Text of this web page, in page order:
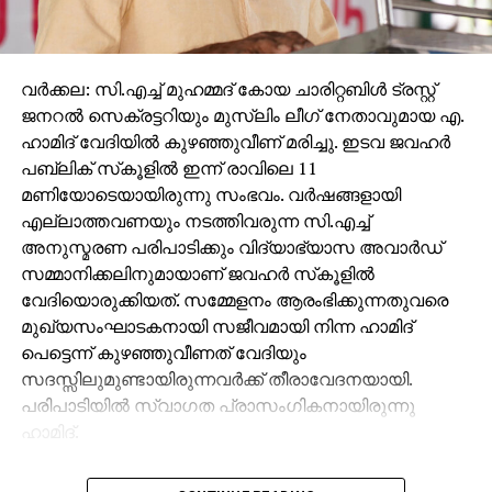
വാക്കുകളാണ് ഹൃദയസ്പര്‍ശിയായ സമാധാന
ചിത്രത്തിന്റെ പിറവി. താരത്തിന്റെ വാക്കുകള്‍ക്ക് മൂന്നില്‍
വികാരാധീതനായ മുസ്തഫ സമ്മാനദാന ചടങ്ങിലെ ആ
ദൃശ്യത്തെ കാന്‍വാസിലാക്കിയതോടെ ലോകം
ശ്രദ്ധിക്കുന്ന കാഴ്ചയായി മാറുകയായിരുന്നു ആ
ചിത്രം. തന്റെ ആ ചിത്രങ്ങള്‍ ടൂണീഷ്യയില്‍
എത്തിക്കാനാകാത്ത സാഹചര്യത്തില്‍ നിന്നും
പിന്‍മാറാതെ ഡല്‍ഹിയിലെ ടൂണീഷ്യന്‍ എംബസി
വഴിയാണ് ആ ദൗത്യം വിജയിപ്പിച്ചെടുത്തത്. സാമൂഹ്യ-
രാഷ്ട്രീയ പ്രവര്‍ത്തകരുടെ പിന്തുണയില്‍
ലോകസമാധാന ചിത്രവുമായി ബന്ധപ്പെട്ട വിവരങ്ങള്‍
അയച്ചും ആശയവിനിമയം നടത്തി
കാത്തിരിപ്പുകള്‍ക്കൊടുവില്‍ തന്റെ കാഴ്ചപാടുകള്‍ക്ക്
സ്വപ്നനിറവേകുകയായിരുന്നു മുസ്തഫ.
-സി.എം.കെ മുസ്തഫയുടെ ലോകസമാധാന സന്ദേശ
അഭിനന്ദനവും അറിയിക്കാന്‍ നേതൃത്വം നല്‍കിയ
വര്‍ക്കല: സി.എച്ച് മുഹമ്മദ് കോയ ചാരിറ്റബിള്‍ ട്രസ്റ്റ്
ജനറല്‍ സെക്രട്ടറിയും മുസ്ലിം ലീഗ് നേതാവുമായ എ.
ഹാമിദ് വേദിയില്‍ കുഴഞ്ഞുവീണ് മരിച്ചു. ഇടവ ജവഹര്‍
പബ്ലിക് സ്‌കൂളില്‍ ഇന്ന് രാവിലെ 11
മണിയോടെയായിരുന്നു സംഭവം. വര്‍ഷങ്ങളായി
എല്ലാത്തവണയും നടത്തിവരുന്ന സി.എച്ച്
അനുസ്മരണ പരിപാടിക്കും വിദ്യാഭ്യാസ അവാര്‍ഡ്
സമ്മാനിക്കലിനുമായാണ് ജവഹര്‍ സ്‌കൂളില്‍
വേദിയൊരുക്കിയത്. സമ്മേളനം ആരംഭിക്കുന്നതുവരെ
മുഖ്യസംഘാടകനായി സജീവമായി നിന്ന ഹാമിദ്
പെട്ടെന്ന് കുഴഞ്ഞുവീണത് വേദിയും
സദസ്സിലുമുണ്ടായിരുന്നവര്‍ക്ക് തീരാവേദനയായി.
പരിപാടിയില്‍ സ്വാഗത പ്രാസംഗികനായിരുന്നു
ഉദ്ഘാടകനായ മുസ്ലിം ലീഗ് സംസ്ഥാന സെക്രട്ടറി